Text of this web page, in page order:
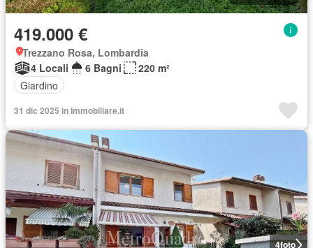
419.000 €
Trezzano Rosa, Lombardia
4 Locali
6 Bagni
220 m²
Giardino
31 dic 2025 in Immobiliare.it
4foto